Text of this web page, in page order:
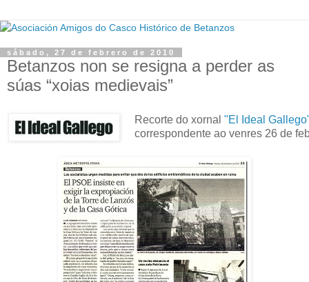
sábado, 27 de febrero de 2010
Betanzos non se resigna a perder as
súas “xoias medievais”
Recorte do xornal "El Ideal
correspondente ao venres 26 de